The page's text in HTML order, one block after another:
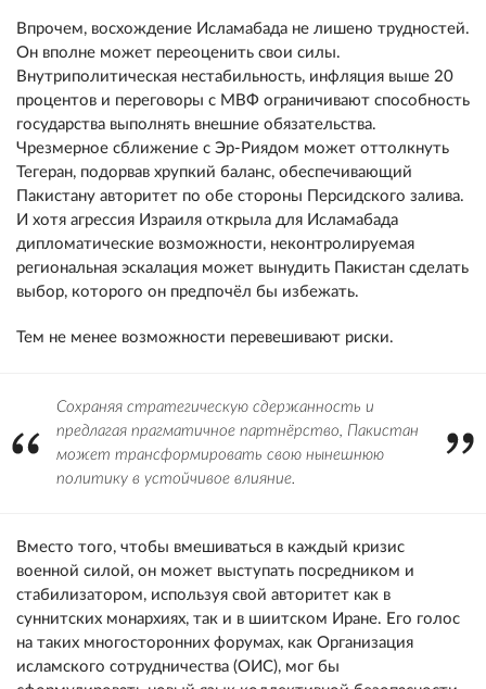
Впрочем, восхождение Исламабада не лишено трудностей.
Он вполне может переоценить свои силы.
Внутриполитическая нестабильность, инфляция выше 20
процентов и переговоры с МВФ ограничивают способность
государства выполнять внешние обязательства.
Чрезмерное сближение с Эр-Риядом может оттолкнуть
Тегеран, подорвав хрупкий баланс, обеспечивающий
Пакистану авторитет по обе стороны Персидского залива.
И хотя агрессия Израиля открыла для Исламабада
дипломатические возможности, неконтролируемая
региональная эскалация может вынудить Пакистан сделать
выбор, которого он предпочёл бы избежать.
Тем не менее возможности перевешивают риски.
Сохраняя стратегическую сдержанность и
предлагая прагматичное партнёрство, Пакистан
может трансформировать свою нынешнюю
политику в устойчивое влияние.
Вместо того, чтобы вмешиваться в каждый кризис
военной силой, он может выступать посредником и
стабилизатором, используя свой авторитет как в
суннитских монархиях, так и в шиитском Иране. Его голос
на таких многосторонних форумах, как Организация
исламского сотрудничества (ОИС), мог бы